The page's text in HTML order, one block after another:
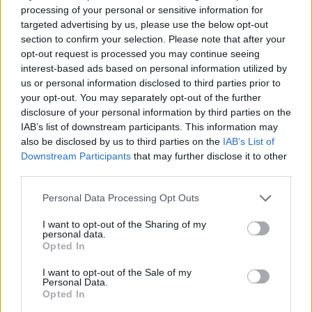
processing of your personal or sensitive information for
targeted advertising by us, please use the below opt-out
section to confirm your selection. Please note that after your
opt-out request is processed you may continue seeing
interest-based ads based on personal information utilized by
us or personal information disclosed to third parties prior to
your opt-out. You may separately opt-out of the further
disclosure of your personal information by third parties on the
IAB’s list of downstream participants. This information may
also be disclosed by us to third parties on the IAB’s List of
Downstream Participants that may further disclose it to other
Personal Data Processing Opt Outs
I want to opt-out of the Sharing of my
personal data.
Opted In
I want to opt-out of the Sale of my
Personal Data.
Opted In
Det är sedan tidigare känt att människans smaklökar